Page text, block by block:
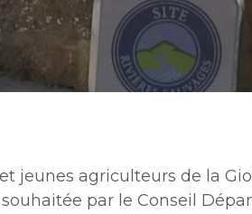
fermer
jeunes agriculteurs de la
par le Conseil